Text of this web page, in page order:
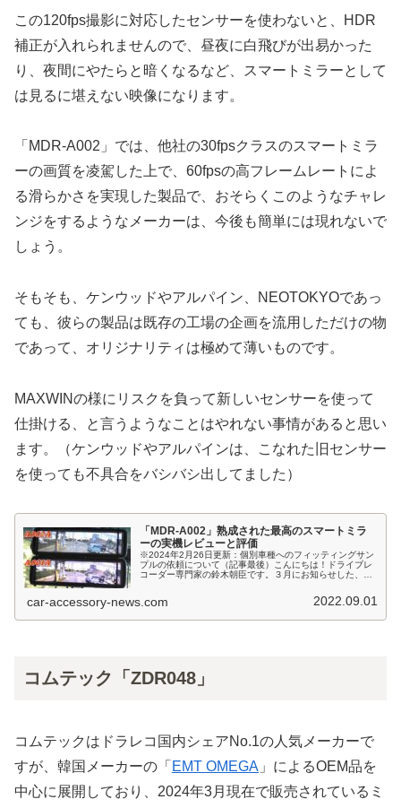
この120fps撮影に対応したセンサーを使わないと、HDR
補正が入れられませんので、昼夜に白飛びが出易かった
り、夜間にやたらと暗くなるなど、スマートミラーとして
は見るに堪えない映像になります。
「MDR-A002」では、他社の30fpsクラスのスマートミラ
ーの画質を凌駕した上で、60fpsの高フレームレートによ
る滑らかさを実現した製品で、おそらくこのようなチャレ
ンジをするようなメーカーは、今後も簡単には現れないで
しょう。
そもそも、ケンウッドやアルパイン、NEOTOKYOであっ
ても、彼らの製品は既存の工場の企画を流用しただけの物
であって、オリジナリティは極めて薄いものです。
MAXWINの様にリスクを負って新しいセンサーを使って
仕掛ける、と言うようなことはやれない事情があると思い
ます。（ケンウッドやアルパインは、こなれた旧センサー
を使っても不具合をバシバシ出してました）
「MDR-A002」熟成された最高のスマートミラ
ーの実機レビューと評価
※2024年2月26日更新：個別車種へのフィッティングサン
プルの依頼について（記事最後）こんにちは！ドライブレ
コーダー専門家の鈴木朝臣です。３月にお知らせした、私
car-accessory-news.com 2022.09.01
コムテック「ZDR048」
コムテックはドラレコ国内シェアNo.1の人気メーカーで
すが、韓国メーカーの「 EMT OMEGA 」によるOEM品を
中心に展開しており、2024年3月現在で販売されているミ